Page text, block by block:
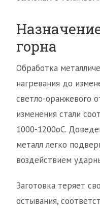
горна
Обработка
нагревания до
светло-оранжевого
изменения стали
1000-1200оС.
металл легко
воздействием
Заготовка теряет
остывания,